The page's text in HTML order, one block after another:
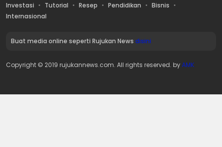
Investasi
Tutorial Resep Pendidikan
Bisnis
Internasional
Buat media online seperti Rujukan News disini
Copyright © 2019 rujukannews.com. All rights reserved. byAMK